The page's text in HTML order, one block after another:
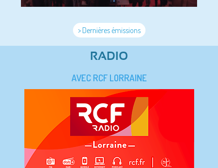
> Dernières émissions
RADIO
AVEC RCF LORRAINE